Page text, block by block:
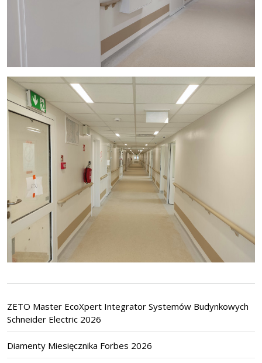
ZETO Master EcoXpert Integrator Systemów Budynkowych
Schneider Electric 2026
Diamenty Miesięcznika Forbes 2026